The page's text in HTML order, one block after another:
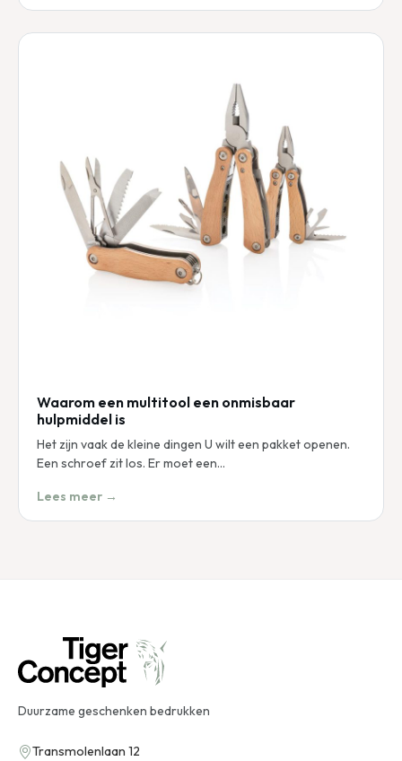
Waarom een multitool een onmisbaar
hulpmiddel is
Het zijn vaak de kleine dingen U wilt een pakket openen.
Een schroef zit los. Er moet een…
Lees meer →
Duurzame geschenken bedrukken
Transmolenlaan 12